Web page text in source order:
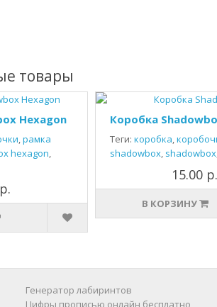
товары
Hexagon
,рамка
hexagon,
Коробка
Теги: коробка,
shadowbox, shadowbox
15.00 р.
В КОРЗИНУ
Генератор лабиринтов
Цифры прописью онлайн бесплатно